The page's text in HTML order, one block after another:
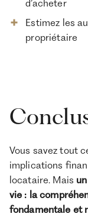
d’acheter
Estimez les
propriétaire
Vous savez tout
implications
locataire. Mais
vie : la
fondamentale et